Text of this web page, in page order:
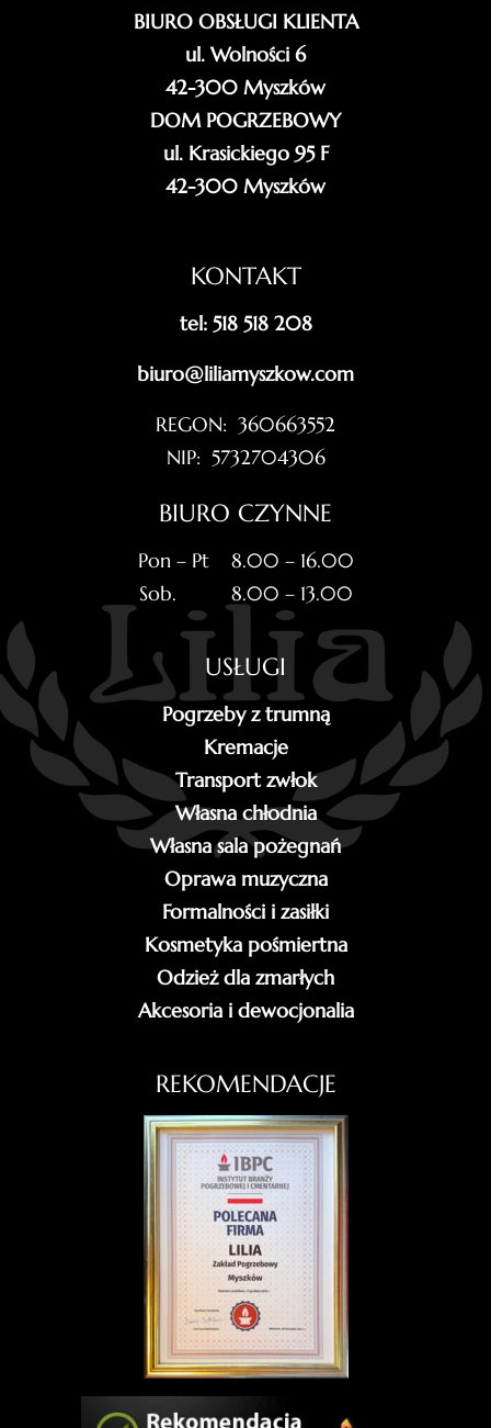
BIURO OBSŁUGI KLIENTA
ul. Wolności 6
42-300 Myszków
DOM POGRZEBOWY
ul. Krasickiego 95 F
42-300 Myszków
KONTAKT
tel: 518 518 208
biuro@liliamyszkow.com
REGON: 360663552
NIP: 5732704306
BIURO CZYNNE
Pon – Pt 8.00 – 16.00
Sob. 8.00 – 13.00
USŁUGI
Pogrzeby z trumną
Kremacje
Transport zwłok
Własna chłodnia
Własna sala pożegnań
Oprawa muzyczna
Formalności i zasiłki
Kosmetyka pośmiertna
Odzież dla zmarłych
Akcesoria i dewocjonalia
REKOMENDACJE